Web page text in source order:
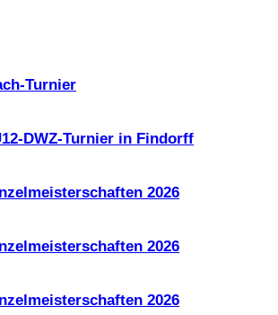
Turnier
DWZ-Turnier in Findorff
2026
2026
2026